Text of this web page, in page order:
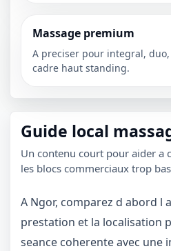
Massage premium
A preciser pour integral,
cadre haut standing.
Guide local
Un contenu court pour aider a
les blocs commerciaux trop
A Ngor, comparez d abord l
prestation et la localisation
seance coherente avec une